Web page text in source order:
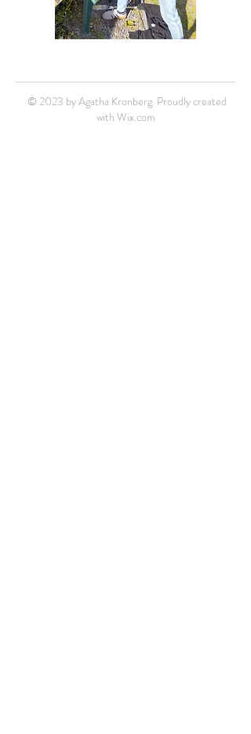
© 2023 by Agatha Kronberg. Proudly created
with Wix.com